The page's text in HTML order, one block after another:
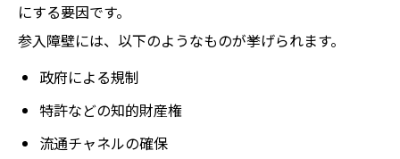
にする要因です。
参入障壁には、以下のようなものが挙げられます。
政府による規制
特許などの知的財産権
流通チャネルの確保